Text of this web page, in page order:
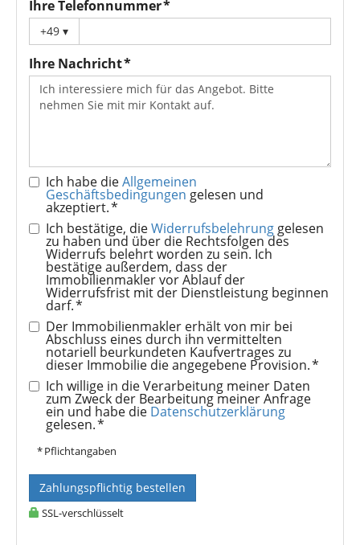
Ihre Telefonnummer *
+49 ▾
Ihre Nachricht *
Ich habe dieAllgemeinen
Geschäftsbedingungen gelesen und
akzeptiert. *
Ich bestätige, dieWiderrufsbelehrung gelesen
zu haben und über die Rechtsfolgen des
Widerrufs belehrt worden zu sein. Ich
bestätige außerdem, dass der
Immobilienmakler vor Ablauf der
Widerrufsfrist mit der Dienstleistung beginnen
darf. *
Der Immobilienmakler erhält von mir bei
Abschluss eines durch ihn vermittelten
notariell beurkundeten Kaufvertrages zu
dieser Immobilie die angegebene Provision. *
Ich willige in die Verarbeitung meiner Daten
zum Zweck der Bearbeitung meiner Anfrage
ein und habe die Datenschutzerklärung
gelesen. *
* Pflichtangaben
Zahlungspflichtig bestellen
SSL-verschlüsselt